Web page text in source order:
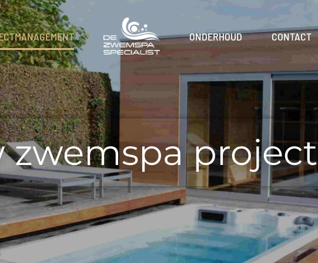
ONDERHOUD CONTACT
zwemspa project